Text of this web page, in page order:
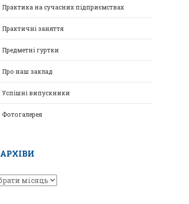
Практика на сучасних підприємствах
Практичні заняття
Предметні гуртки
Про наш заклад
Успішні випускники
Фотогалерея
АРХІВИ